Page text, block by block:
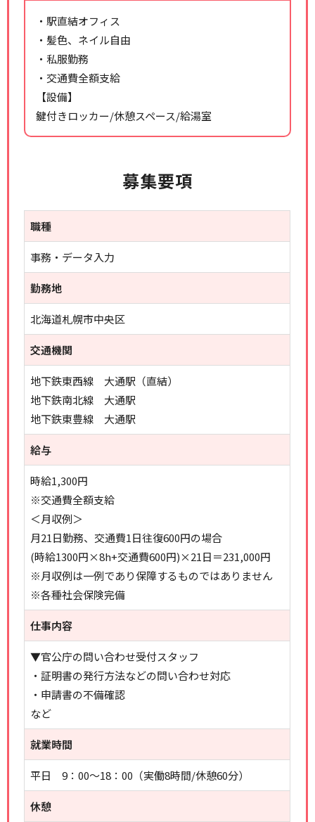
・駅直結オフィス
・髪色、ネイル自由
・私服勤務
・交通費全額支給
【設備】
鍵付きロッカー/休憩スペース/給湯室
募集要項
職種
事務・データ入力
勤務地
北海道札幌市中央区
交通機関
地下鉄東西線 大通駅（直結）
地下鉄南北線 大通駅
地下鉄東豊線 大通駅
給与
時給1,300円
※交通費全額支給
＜月収例＞
月21日勤務、交通費1日往復600円の場合
(時給1300円×8h+交通費600円)×21日＝231,000円
※月収例は一例であり保障するものではありません
※各種社会保険完備
仕事内容
▼官公庁の問い合わせ受付スタッフ
・証明書の発行方法などの問い合わせ対応
・申請書の不備確認
など
就業時間
平日 9：00～18：00（実働8時間/休憩60分）
休憩